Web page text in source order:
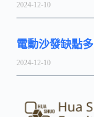
2024-12-10
電動沙發缺點
2024-12-10